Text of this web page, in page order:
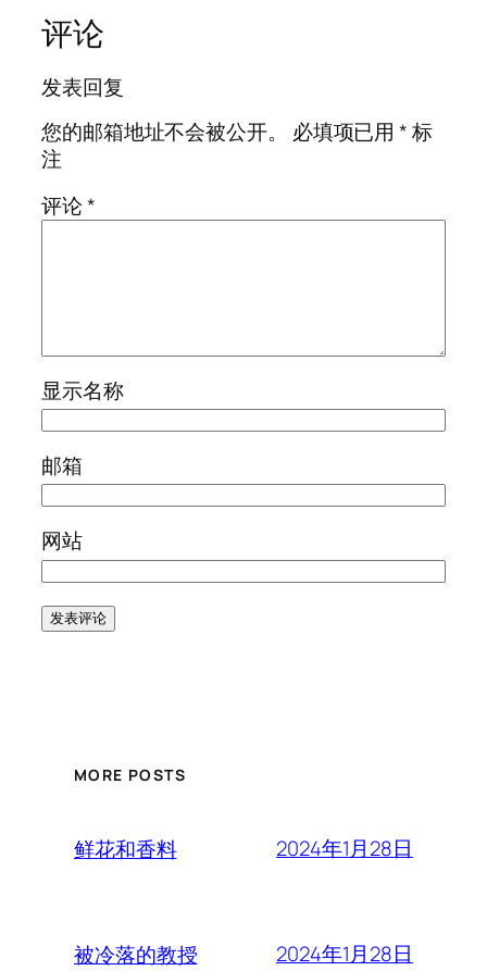
评论
发表回复
您的邮箱地址不会被公开。
必填项已用*标
注
评论*
显示名称
邮箱
网站
MORE POSTS
鲜花和香料 2024年1月28日
被冷落的教授 2024年1月28日